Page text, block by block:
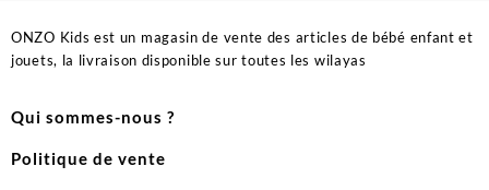
ONZO Kids est un magasin de vente des articles de bébé enfant et
jouets, la livraison disponible sur toutes les wilayas
Qui sommes-nous ?
Politique de vente